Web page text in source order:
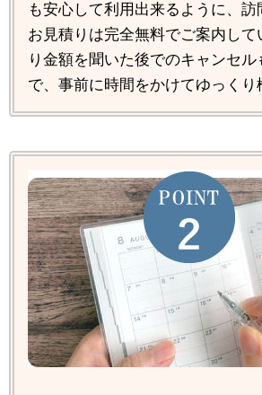
も安心して利用出来るように、
お見積りは完全無料でご案内して
り金額を聞いた後でのキャンセル
で、事前に時間をかけてゆっくり